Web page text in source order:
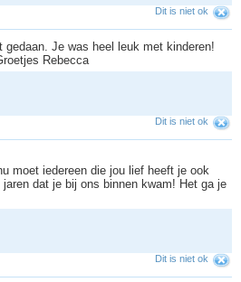
Dit is niet ok
gedaan. Je was heel leuk met kinderen!
Rebecca
Dit is niet ok
moet iedereen die jou lief heeft je ook
dat je bij ons binnen kwam! Het ga je
Dit is niet ok